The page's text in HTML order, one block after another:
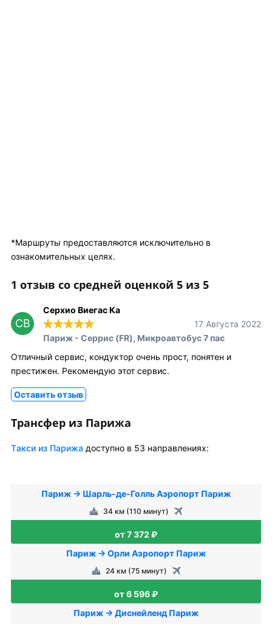
*Маршруты предоставляются исключительно в
ознакомительных целях.
1 отзыв со средней оценкой 5 из 5
СВ
Серхио Виегас Ка
17 Августа 2022
Париж - Серрис (FR), Микроавтобус 7 пас
Отличный сервис, кондуктор очень прост, понятен и
престижен. Рекомендую этот сервис.
Оставить отзыв
Трансфер из Парижа
Tакси из Парижа доступно в 53 направлениях:
Париж → Шарль-де-Голль Аэропорт Париж
34 км (110 минут)
от 7 372 ₽
Париж → Орли Аэропорт Париж
24 км (75 минут)
от 6 596 ₽
Париж → Диснейленд Париж